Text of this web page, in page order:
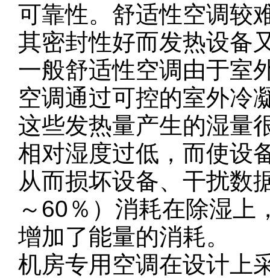
可靠性。舒适性空调较
其密封性好而发热设备
一般舒适性空调由于室
空调通过可控的室外冷
这些发热量产生的湿量
相对湿度过低，而使设
从而损坏设备、干扰数
～60％）消耗在除湿上
增加了能量的消耗。
机房专用空调在设计上